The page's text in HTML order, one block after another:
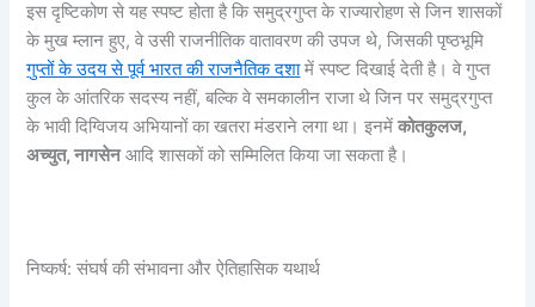
इस दृष्टिकोण से यह स्पष्ट होता है कि समुद्रगुप्त के राज्यारोहण से जिन शासकों
के मुख म्लान हुए, वे उसी राजनीतिक वातावरण की उपज थे, जिसकी पृष्ठभूमि
गुप्तों के उदय से पूर्व भारत की राजनैतिक दशामें स्पष्ट दिखाई देती है। वे गुप्त
कुल के आंतरिक सदस्य नहीं, बल्कि वे समकालीन राजा थे जिन पर समुद्रगुप्त
के भावी दिग्विजय अभियानों का खतरा मंडराने लगा था। इनमेंकोतकुलज,
अच्युत,नागसेनआदि शासकों को सम्मिलित किया जा सकता है।
निष्कर्ष: संघर्ष की संभावना और ऐतिहासिक यथार्थ